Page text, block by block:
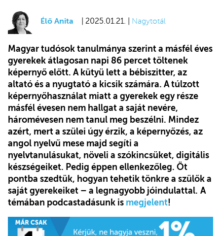
Élő Anita | 2025.01.21. | Nagytotál
Magyar tudósok tanulmánya szerint a másfél éves
gyerekek átlagosan napi 86 percet töltenek
képernyő előtt. A kütyü lett a bébiszitter, az
altató és a nyugtató a kicsik számára. A túlzott
képernyőhasználat miatt a gyerekek egy része
másfél évesen nem hallgat a saját nevére,
háromévesen nem tanul meg beszélni. Mindez
azért, mert a szülei úgy érzik, a képernyőzés, az
angol nyelvű mese majd segíti a
nyelvtanulásukat, növeli a szókincsüket, digitális
készségeiket. Pedig éppen ellenkezőleg. Öt
pontba szedtük, hogyan tehetik tönkre a szülők a
saját gyerekeiket – a legnagyobb jóindulattal. A
témában podcastadásunk is megjelent!